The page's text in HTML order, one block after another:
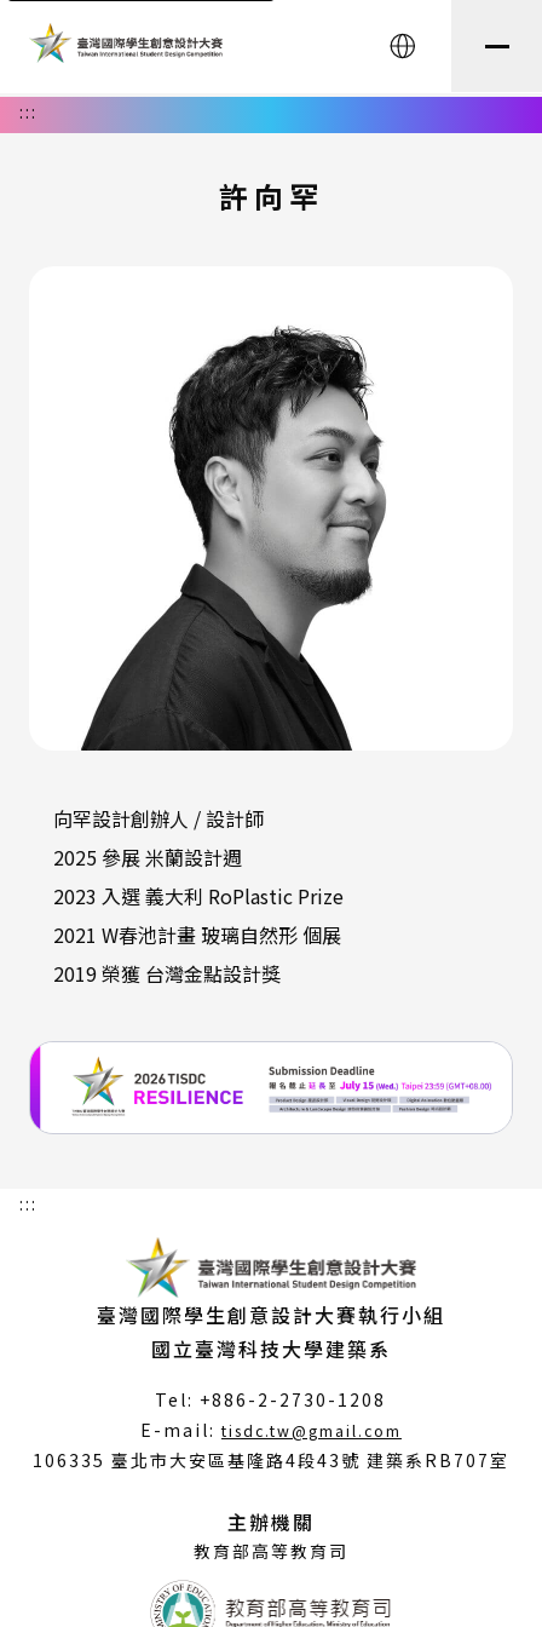
English
:::
許向罕
向罕設計創辦人 / 設計師
2025 參展 米蘭設計週
2023 入選 義大利 RoPlastic Prize
2021 W春池計畫 玻璃自然形 個展
2019 榮獲 台灣金點設計獎
:::
臺灣國際學生創意設計大賽執行小組
國立臺灣科技大學建築系
Tel: +886-2-2730-1208
E-mail:tisdc.tw@gmail.com
開
106335 臺北市大安區基隆路4段43號 建築系RB707室
主辦機關
教育部高等教育司